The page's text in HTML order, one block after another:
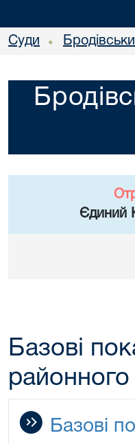
Суди •
Єдиний
Базові
районного
Базові